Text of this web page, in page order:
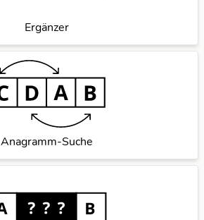
Ergänzer
Anagramm-Suche